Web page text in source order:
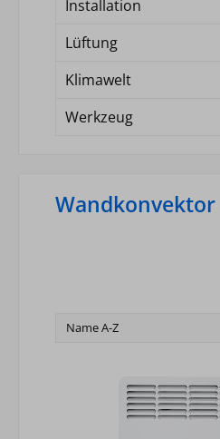
Installation
Lüftung
Klimawelt
Werkzeug
Wandkonvektor